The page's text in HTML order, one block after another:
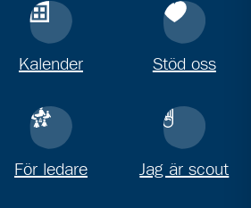
Kalender Stöd oss
För ledare Jag är scout